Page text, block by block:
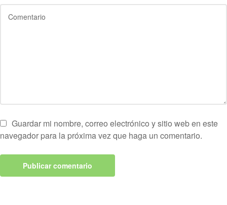
Guardar mi nombre, correo electrónico y sitio web en este
navegador para la próxima vez que haga un comentario.